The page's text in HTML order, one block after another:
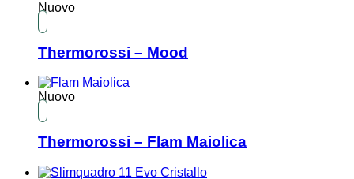
Nuovo
Thermorossi – Mood
Nuovo
Thermorossi – Flam Maiolica